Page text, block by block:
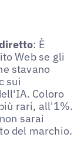
: È
Web se gli
stavano
sui
Coloro
rari, all'1%.
sarai
del marchio.